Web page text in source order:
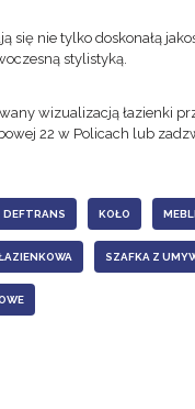
się nie tylko doskonałą
stylistyką.
wizualizacją łazienki
22 w Policach lub
DEFTRANS KOŁO
SZAFKA Z